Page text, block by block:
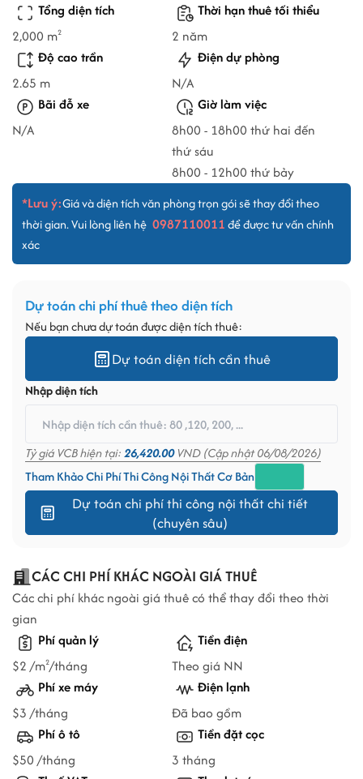
Tổng diện tích
2,000 m2
Thời hạn thuê tối thiểu
2 năm
Độ cao trần
2.65 m
Điện dự phòng
N/A
Bãi đỗ xe
N/A
Giờ làm việc
8h00 - 18h00 thứ hai đến
thứ sáu
8h00 - 12h00 thứ bảy
*Lưu ý:Giá và diện tích văn phòng trọn gói sẽ thay đổi theo
thời gian. Vui lòng liên hệ 0987110011để được tư vấn chính
xác
Dự toán chi phí thuê theo diện tích
Nếu bạn chưa dự toán được diện tích thuê:
Dự toán diện tích cần thuê
Nhập diện tích
Tỷ giá VCB hiện tại:26,420.00VND (Cập nhật 06/08/2026)
Tham Khảo Chi Phí Thi Công Nội Thất Cơ Bản
Dự toán chi phí thi công nội thất chi tiết
(chuyên sâu)
CÁC CHI PHÍ KHÁC NGOÀI GIÁ THUÊ
Các chi phí khác ngoài giá thuê có thể thay đổi theo thời
gian
Phí quản lý
$2 /m2/tháng
Tiền điện
Theo giá NN
Phí xe máy
$3 /tháng
Điện lạnh
Đã bao gồm
Phí ô tô
$50 /tháng
Tiền đặt cọc
3 tháng